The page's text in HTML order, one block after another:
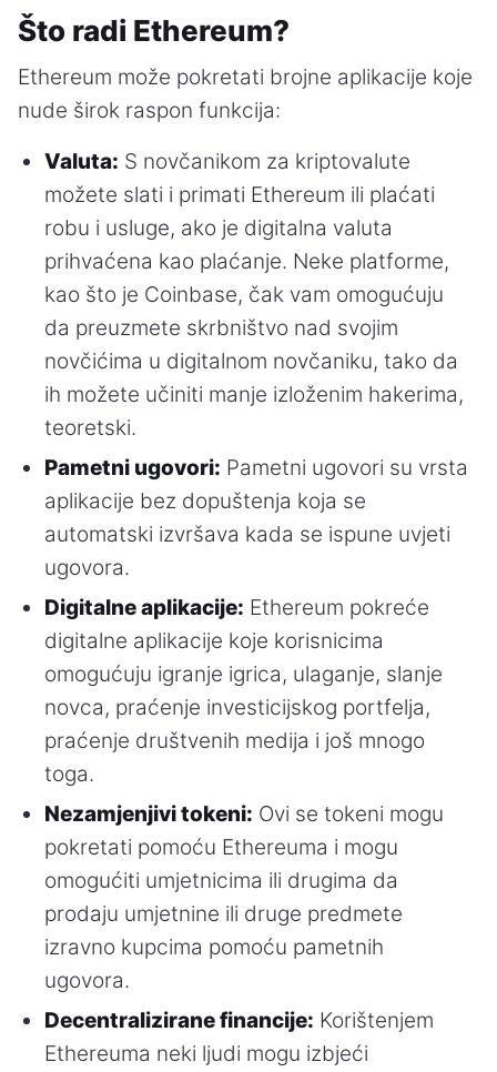
Što radi Ethereum?
Ethereum može pokretati brojne aplikacije koje
nude širok raspon funkcija:
Valuta: S novčanikom za kriptovalute
možete slati i primati Ethereum ili plaćati
robu i usluge, ako je digitalna valuta
prihvaćena kao plaćanje. Neke platforme,
kao što je Coinbase, čak vam omogućuju
da preuzmete skrbništvo nad svojim
novčićima u digitalnom novčaniku, tako da
ih možete učiniti manje izloženim hakerima,
teoretski.
Pametni ugovori: Pametni ugovori su vrsta
aplikacije bez dopuštenja koja se
automatski izvršava kada se ispune uvjeti
ugovora.
Digitalne aplikacije: Ethereum pokreće
digitalne aplikacije koje korisnicima
omogućuju igranje igrica, ulaganje, slanje
novca, praćenje investicijskog portfelja,
praćenje društvenih medija i još mnogo
toga.
Nezamjenjivi tokeni: Ovi se tokeni mogu
pokretati pomoću Ethereuma i mogu
omogućiti umjetnicima ili drugima da
prodaju umjetnine ili druge predmete
izravno kupcima pomoću pametnih
ugovora.
Decentralizirane financije: Korištenjem
Ethereuma neki ljudi mogu izbjeći